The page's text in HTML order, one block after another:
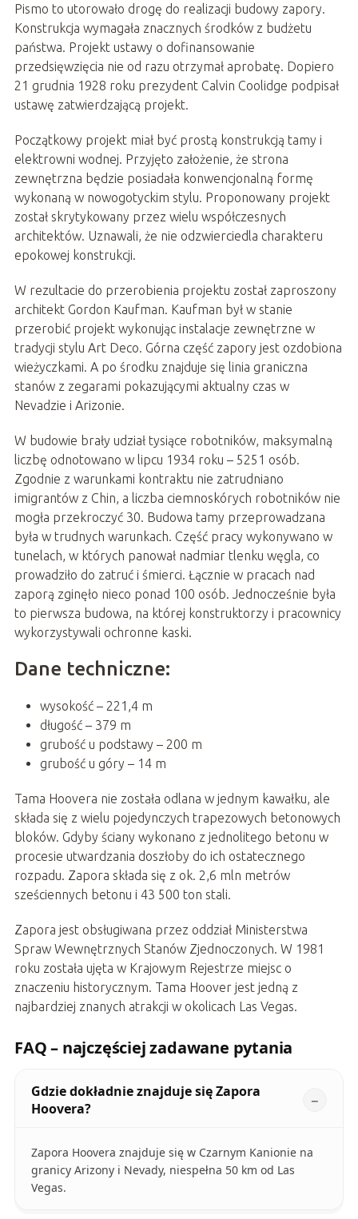
Pismo to utorowało drogę do realizacji budowy zapory.
Konstrukcja wymagała znacznych środków z budżetu
państwa. Projekt ustawy o dofinansowanie
przedsięwzięcia nie od razu otrzymał aprobatę. Dopiero
21 grudnia 1928 roku prezydent Calvin Coolidge podpisał
ustawę zatwierdzającą projekt.
Początkowy projekt miał być prostą konstrukcją tamy i
elektrowni wodnej. Przyjęto założenie, że strona
zewnętrzna będzie posiadała konwencjonalną formę
wykonaną w nowogotyckim stylu. Proponowany projekt
został skrytykowany przez wielu współczesnych
architektów. Uznawali, że nie odzwierciedla charakteru
epokowej konstrukcji.
W rezultacie do przerobienia projektu został zaproszony
architekt Gordon Kaufman. Kaufman był w stanie
przerobić projekt wykonując instalacje zewnętrzne w
tradycji stylu Art Deco. Górna część zapory jest ozdobiona
wieżyczkami. A po środku znajduje się linia graniczna
stanów z zegarami pokazującymi aktualny czas w
Nevadzie i Arizonie.
W budowie brały udział tysiące robotników, maksymalną
liczbę odnotowano w lipcu 1934 roku – 5251 osób.
Zgodnie z warunkami kontraktu nie zatrudniano
imigrantów z Chin, a liczba ciemnoskórych robotników nie
mogła przekroczyć 30. Budowa tamy przeprowadzana
była w trudnych warunkach. Część pracy wykonywano w
tunelach, w których panował nadmiar tlenku węgla, co
prowadziło do zatruć i śmierci. Łącznie w pracach nad
zaporą zginęło nieco ponad 100 osób. Jednocześnie była
to pierwsza budowa, na której konstruktorzy i pracownicy
wykorzystywali ochronne kaski.
Dane techniczne:
wysokość – 221,4 m
długość – 379 m
grubość u podstawy – 200 m
grubość u góry – 14 m
Tama Hoovera nie została odlana w jednym kawałku, ale
składa się z wielu pojedynczych trapezowych betonowych
bloków. Gdyby ściany wykonano z jednolitego betonu w
procesie utwardzania doszłoby do ich ostatecznego
rozpadu. Zapora składa się z ok. 2,6 mln metrów
sześciennych betonu i 43 500 ton stali.
Zapora jest obsługiwana przez oddział Ministerstwa
Spraw Wewnętrznych Stanów Zjednoczonych. W 1981
roku została ujęta w Krajowym Rejestrze miejsc o
znaczeniu historycznym. Tama Hoover jest jedną z
najbardziej znanych atrakcji w okolicach Las Vegas.
FAQ – najczęściej zadawane pytania
Gdzie dokładnie znajduje się Zapora
Hoovera?
Zapora Hoovera znajduje się w Czarnym Kanionie na
granicy Arizony i Nevady, niespełna 50 km od Las
Vegas.